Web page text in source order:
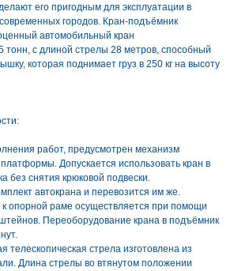
его пригодным для эксплуатации в
городов. Кран-подъёмник
автомобильный кран
тонн, с длиной стрелы 28 метров, способный
которая поднимает груз в 250 кг на высоту
работ, предусмотрен механизм
Допускается использовать кран в
без снятия крюковой подвески.
автокрана и перевозится им же.
опорной раме осуществляется при помощи
Переоборудование крана в подъёмник
телескопическая стрела изготовлена из
Длина стрелы во втянутом положении